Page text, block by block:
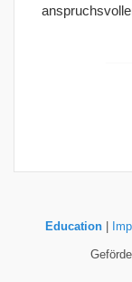
Education